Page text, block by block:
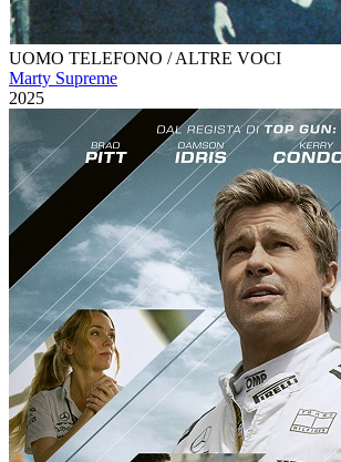
UOMO TELEFONO / ALTRE VOCI
Marty Supreme
2025